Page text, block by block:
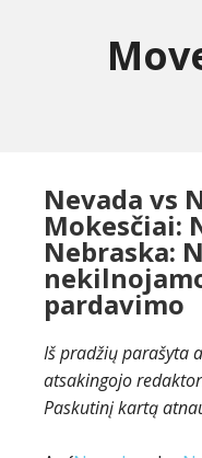
Nevada vs
Mokesčiai:
Nebraska:
pardavimo
Iš pradžių parašyta
atsakingojo
Paskutinį kartą